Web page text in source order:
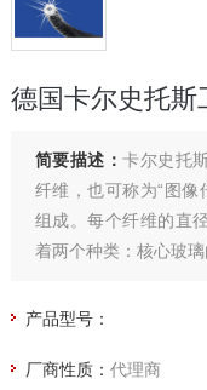
德国卡尔史托斯
简要描述：卡尔史托
纤维，也可称为“图
组成。每个纤维的直
着两个种类：核心玻
产品型号：
厂商性质： 代理商